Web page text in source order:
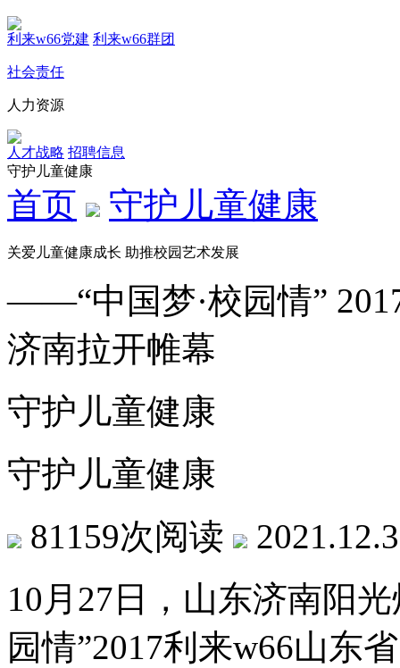
利来w66党建 利来w66群团
社会责任
人力资源
人才战略 招聘信息
守护儿童健康
首页 守护儿童健康
关爱儿童健康成长 助推校园艺术发展
——“中国梦·校园情”
济南拉开帷幕
守护儿童健康
守护儿童健康
81159次阅读
10月27日，山东济南阳
园情”2017利来w66山东